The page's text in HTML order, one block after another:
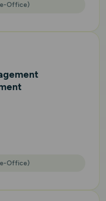
Office)
Office)